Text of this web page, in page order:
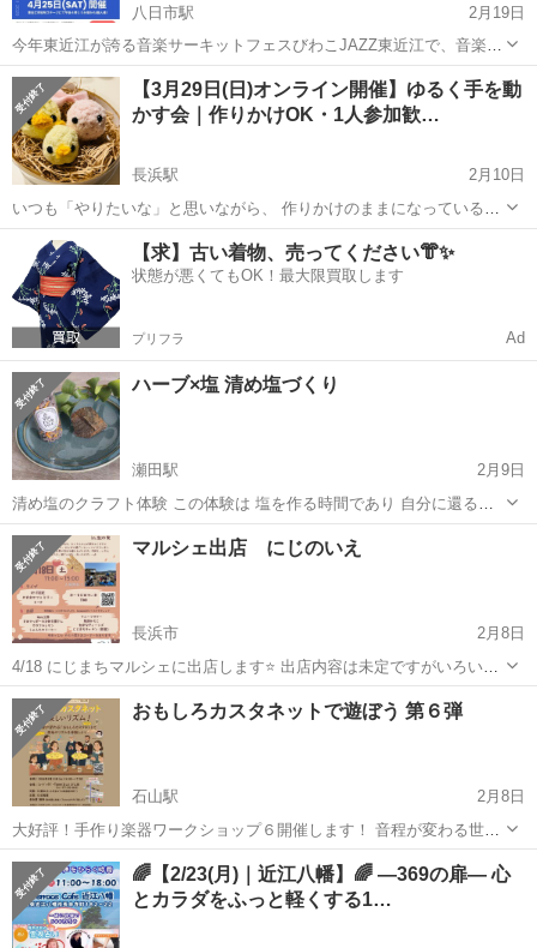
八日市駅
2月19日
今年東近江が誇る音楽サーキットフェスびわこJAZZ東近江で、音楽で
子供から大人、全国の人達と、地域の皆さんとが繋がりたいと想いか
ら合唱団企画🎤 青空の下、おっきなステージでみんなで一期一会のス
ペシャルメンバーで一曲入魂❗️...
滋賀 東近江市 八日市駅 ワークショップ ステージ
【3月29日(日)オンライン開催】ゆるく手を動
かす会｜作りかけOK・1人参加歓…
長浜駅
2月10日
いつも「やりたいな」と思いながら、 作りかけのままになっているも
のはありませんか？ ・途中で止まっている手作り ・買ったままのキッ
ト ・整理収納のためのプチDIY そんなものを持ち寄って、 オンライン
でつながりながら、ゆ...
滋賀 長浜駅 ワークショップ オンライン
【求】古い着物、売ってください👘✨
状態が悪くてもOK！最大限買取します
プリフラ Ad
ハーブ×塩 清め塩づくり
瀬田駅
2月9日
清め塩のクラフト体験 この体験は 塩を作る時間であり 自分に還るた
めの小さな儀式です 岩塩に触れ ハーブを選び 静かに混ぜるその所作
ひとつひとつが 思考を手放し 感覚を今ここへ戻してくれます 清め塩
は 何かを強く変えるための...
滋賀 大津市 ワークショップ
マルシェ出店 にじのいえ
長浜市
2月8日
4/18 にじまちマルシェに出店します⭐️ 出店内容は未定ですがいろいろ
持っていきます♪ ハンドケアも ◉住所 虹の家(長浜市野田町310) 〜お問
い合わせ〜 05071225330 mail:colorful.lemo...
滋賀 長浜市 ワークショップ マクラメ
おもしろカスタネットで遊ぼう 第６弾
石山駅
2月8日
大好評！手作り楽器ワークショップ６開催します！ 音程が変わる世界
初のカスタネットで、リズム遊びを楽しみませんか？ お子さんでもお
年寄りでも、楽器経験があってもなくても楽しめる、これまでにない
体験を提供します。...
滋賀 大津市 石山駅 ワークショップ パーカッション
🌈【2/23(月)｜近江八幡】🌈 ―369の扉― 心
とカラダをふっと軽くする1…